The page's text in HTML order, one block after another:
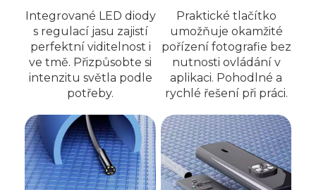
Integrované LED diody
s regulací jasu zajistí
perfektní viditelnost i
ve tmě. Přizpůsobte si
intenzitu světla podle
potřeby.
Praktické tlačítko
umožňuje okamžité
pořízení fotografie bez
nutnosti ovládání v
aplikaci. Pohodlné a
rychlé řešení při práci.